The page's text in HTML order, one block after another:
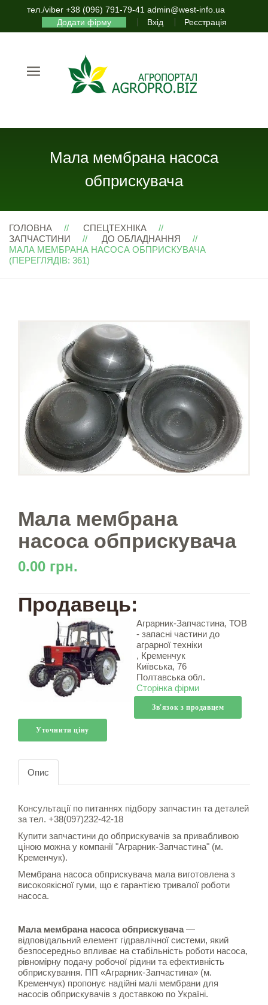
тел./viber +38 (096) 791-79-41 admin@west-info.ua
Додати фірму
Вхід Реєстрація
Мала мембрана насоса
обприскувача
ГОЛОВНА
СПЕЦТЕХНІКА
ЗАПЧАСТИНИ
ДО ОБЛАДНАННЯ
МАЛА МЕМБРАНА НАСОСА ОБПРИСКУВАЧА
(ПЕРЕГЛЯДІВ: 361)
Мала мембрана
насоса обприскувача
0.00 грн.
Продавець:
Аграрник-Запчастина, ТОВ
- запасні частини до
аграрної техніки
, Кременчук
Київська, 76
Полтавська обл.
Сторінка фірми
Зв'язок з продавцем
Уточнити ціну
Опис
Консультації по питаннях підбору запчастин та деталей
за тел. +38(097)232-42-18
Купити запчастини до обприскувачів за привабливою
ціною можна у компанії "Аграрник-Запчастина" (м.
Кременчук).
Мембрана насоса обприскувача мала виготовлена з
високоякісної гуми, що є гарантією тривалої роботи
насоса.
Мала мембрана насоса обприскувача—
відповідальний елемент гідравлічної системи, який
безпосередньо впливає на стабільність роботи насоса,
рівномірну подачу робочої рідини та ефективність
обприскування. ПП «Аграрник-Запчастина» (м.
Кременчук) пропонує надійні малі мембрани для
насосів обприскувачів з доставкою по Україні.